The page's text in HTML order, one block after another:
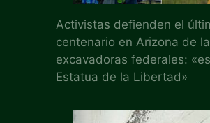
Activistas defienden el
centenario en Arizona de
excavadoras federales:
Estatua de la Libertad»